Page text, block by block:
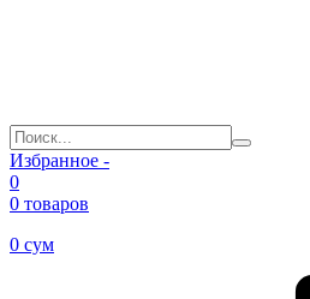
Избранное -
0
0 товаров
0 сум